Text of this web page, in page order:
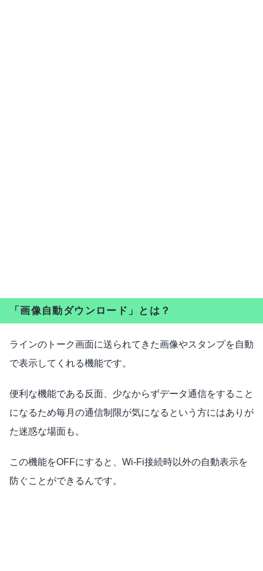
「画像自動ダウンロード」とは？
ラインのトーク画面に送られてきた画像やスタンプを自動
で表示してくれる機能です。
便利な機能である反面、少なからずデータ通信をすること
になるため毎月の通信制限が気になるという方にはありが
た迷惑な場面も。
この機能をOFFにすると、Wi-Fi接続時以外の自動表示を
防ぐことができるんです。